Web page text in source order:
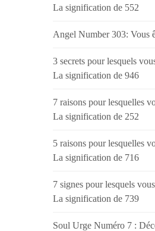
La signification de 552
Angel Number 303: Vous
3 secrets pour lesquels
La signification de 946
7 raisons pour lesquelles
La signification de 252
5 raisons pour lesquelles
La signification de 716
7 signes pour lesquels
La signification de 739
Soul Urge Numéro 7 :